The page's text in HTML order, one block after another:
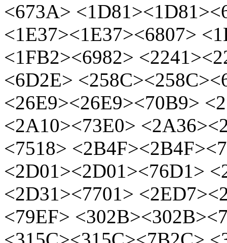
<673A>
<1E37><1E37><6807>
<1FB2><6982>
<6D2E>
<26E9><26E9><70B9>
<2A10><73E0>
<7518>
<2D01><2D01><76D1>
<2D31><7701>
<79EF>